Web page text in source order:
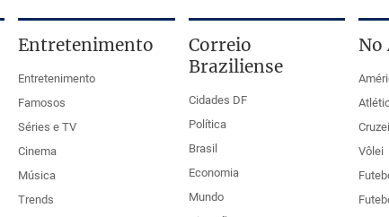
Entretenimento
Entretenimento
Famosos
Séries e TV
Cinema
Música
Trends
Correio
Braziliense
Cidades DF
Política
Brasil
Economia
Mundo
No
Vôlei